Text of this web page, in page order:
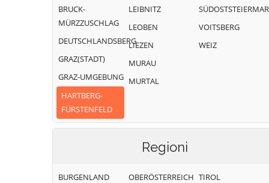
Großsteinbach
Vorau
Waldbach-
Mönichwald
BRUCK-
MÜRZZUSCHLAG
DEUTSCHLANDSBERG
GRAZ(STADT)
GRAZ-UMGEBUNG
HARTBERG-
FÜRSTENFELD
LEIBNITZ
LEOBEN
LIEZEN
MURAU
MURTAL
VOITSBERG
WEIZ
Regioni
BURGENLAND
OBERÖSTERREICH TIROL